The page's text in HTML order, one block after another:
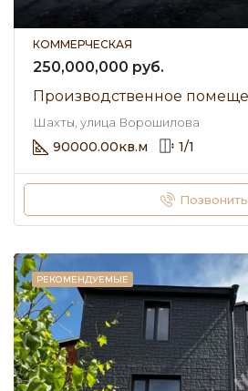
КОММЕРЧЕСКАЯ
250,000,000 руб.
Шахты, улица Ворошилова
90000.00кв.м 1/1
Позвонить
РЕКОМЕНДУЕМЫЕ